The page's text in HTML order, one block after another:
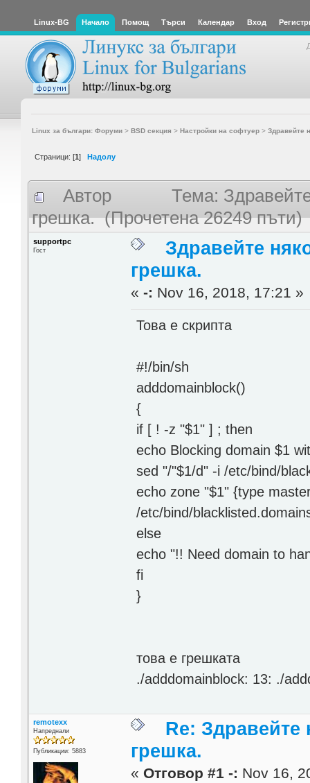
Linux-BG Начало Помощ Търси Календар Вход
Linux за българи: Форуми> BSD секция > Настройки на софтуер> Здравейте
Страници: [1] Надолу
Автор
Тема:
грешка. (Прочетена 26249 пъти)
supportpc
Гост
Здравейте
грешка.
«-: Nov 16, 2018, 17:21 »
Това е скрипта
#!/bin/sh
adddomainblock()
{
if [ ! -z "$1" ] ; then
echo Blocking domain $1
sed "/"$1/d" -i /etc/bind/
echo zone "$1" {type
/etc/bind/
else
echo "!! Need domain to
fi
}
това е грешката
./adddomainblock: 13: ./
remotexx
Напреднали
Публикации: 5883
Re: Здравейте
грешка.
« Отговор #1 -: Nov 16,